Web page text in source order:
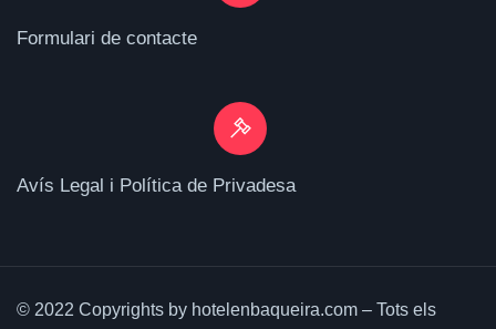
Formulari de contacte
Avís Legal i Política de Privadesa
© 2022 Copyrights by hotelenbaqueira.com – Tots els